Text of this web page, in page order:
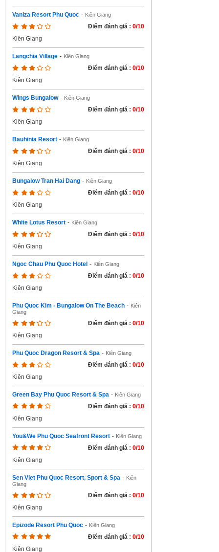
Vaniza Resort Phu Quoc - Kiên Giang
Điểm đánh giá : 0/10
Kiên Giang
Langchia Village - Kiên Giang
Điểm đánh giá : 0/10
Kiên Giang
Wings Bungalow - Kiên Giang
Điểm đánh giá : 0/10
Kiên Giang
Bauhinia Resort - Kiên Giang
Điểm đánh giá : 0/10
Kiên Giang
Bungalow Tran Hai Dang - Kiên Giang
Điểm đánh giá : 0/10
Kiên Giang
White Lotus Resort - Kiên Giang
Điểm đánh giá : 0/10
Kiên Giang
Ngoc Chau Phu Quoc Hotel - Kiên Giang
Điểm đánh giá : 0/10
Kiên Giang
Phu Quoc Kim - Bungalow On The Beach - Kiên
Giang
Điểm đánh giá : 0/10
Kiên Giang
Phu Quoc Dragon Resort & Spa - Kiên Giang
Điểm đánh giá : 0/10
Kiên Giang
Green Bay Phu Quoc Resort & Spa - Kiên Giang
Điểm đánh giá : 0/10
Kiên Giang
You&We Phu Quoc Seafront Resort - Kiên Giang
Điểm đánh giá : 0/10
Kiên Giang
Sen Viet Phu Quoc Resort, Sport & Spa - Kiên
Giang
Điểm đánh giá : 0/10
Kiên Giang
Epizode Resort Phu Quoc - Kiên Giang
Điểm đánh giá : 0/10
Kiên Giang